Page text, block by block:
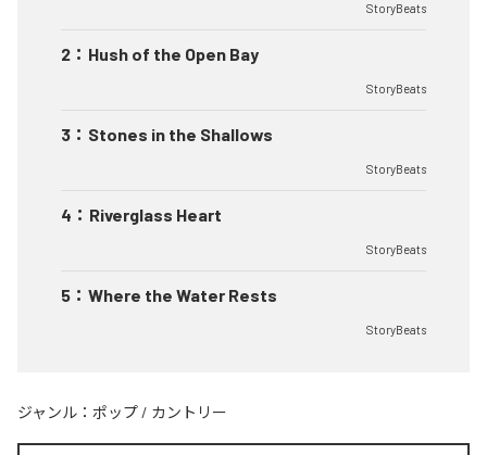
StoryBeats
2 ： Hush of the Open Bay
StoryBeats
3 ： Stones in the Shallows
StoryBeats
4 ： Riverglass Heart
StoryBeats
5 ： Where the Water Rests
StoryBeats
ジャンル： ポップ / カントリー